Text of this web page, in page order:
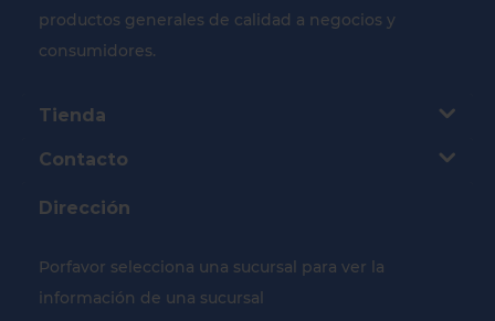
productos generales de calidad a negocios y
consumidores.
Tienda
Contacto
Dirección
Porfavor selecciona una sucursal para ver la
información de una sucursal